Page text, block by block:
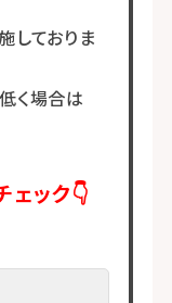
しておりま
く場合は
ェック👇